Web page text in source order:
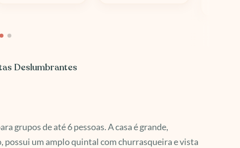
Deslumbrantes
grupos de até 6 pessoas. A casa é grande,
possui um amplo quintal com churrasqueira e vista